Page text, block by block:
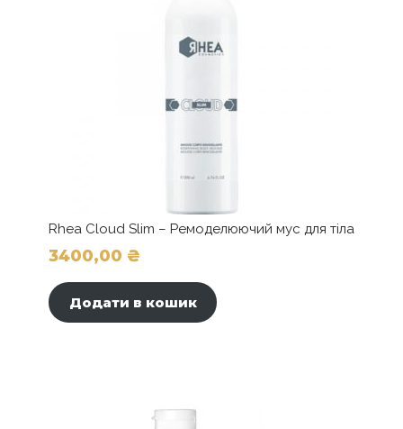
Rhea Cloud Slim – Ремоделюючий мус для тіла
3400,00 ₴
Додати в кошик